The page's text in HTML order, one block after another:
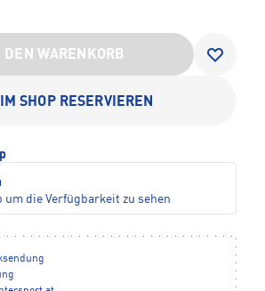
DEN WARENKORB
IM SHOP RESERVIEREN
um die Verfügbarkeit zu sehen